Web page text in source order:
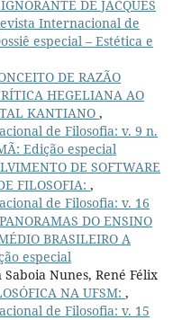
DE JACQUES
Internacional de
especial – Estética e
DE RAZÃO
HEGELIANA AO
KANTIANO ,
de Filosofia: v. 9 n.
Edição especial
DE SOFTWARE
FILOSOFIA: ,
de Filosofia: v. 16
DO ENSINO
BRASILEIRO A
especial
Nunes, René Félix
NA UFSM: ,
de Filosofia: v. 15